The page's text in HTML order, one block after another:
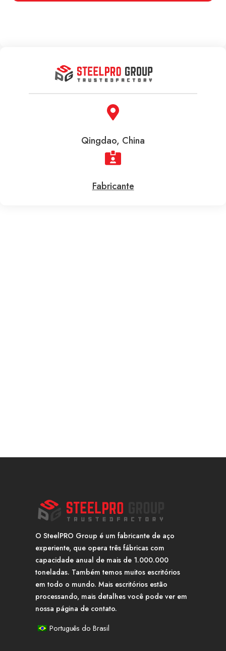
Qingdao, China
Fabricante
O SteelPRO Group é um fabricante de aço
experiente, que opera três fábricas com
capacidade anual de mais de 1.000.000
toneladas. Também temos muitos escritórios
em todo o mundo. Mais escritórios estão
processando, mais detalhes você pode ver em
nossa página de contato.
Português do Brasil